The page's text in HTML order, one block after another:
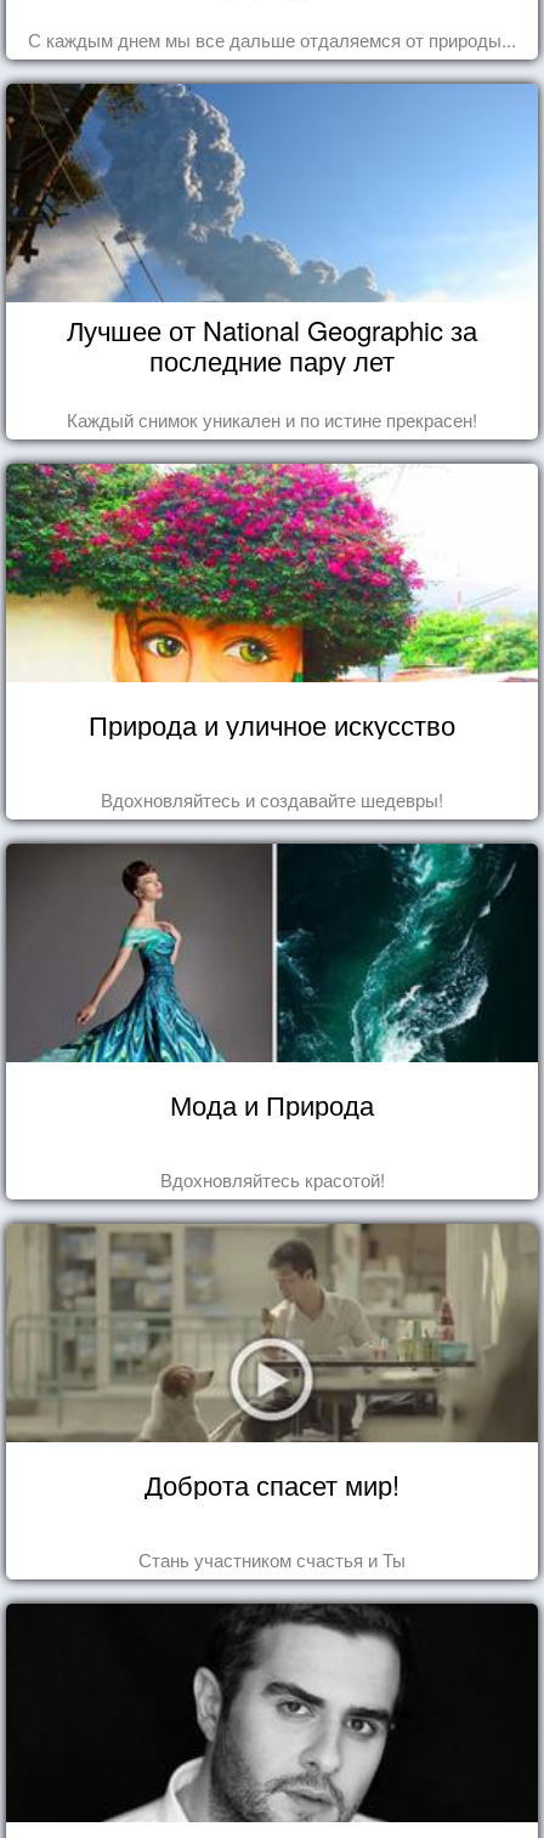
С каждым днем мы все дальше отдаляемся от природы...
Лучшее от National Geographic за
последние пару лет
Каждый снимок уникален и по истине прекрасен!
Природа и уличное искусство
Вдохновляйтесь и создавайте шедевры!
Мода и Природа
Вдохновляйтесь красотой!
Доброта спасет мир!
Стань участником счастья и Ты